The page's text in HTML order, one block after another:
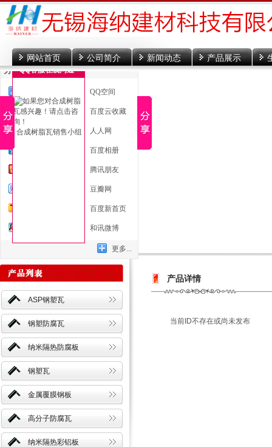
网站首页 公司简介 新闻动态 产品展示
产品详情
ASP钢塑瓦
钢塑防腐瓦
纳米隔热防腐板
钢塑瓦
金属覆膜钢板
高分子防腐瓦
纳米隔热彩铝板
当前ID不存在或尚未发布
分享到
QQ空间
新浪微博 百度云收藏
微信 人人网
百度相册
腾讯朋友
豆瓣网
百度新首页
和讯微博
更多...
QQ客服在线沟通
合成树脂瓦销售小组